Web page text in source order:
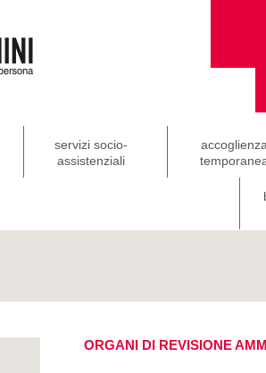
servizi socio-
assistenziali
accoglienza
ORGANI DI REVISIONE